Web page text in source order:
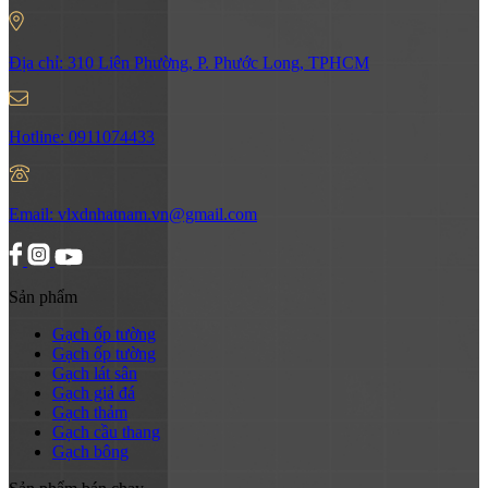
Địa chỉ: 310 Liên Phường, P. Phước Long, TPHCM
Hotline: 0911074433
Email: vlxdnhatnam.vn@gmail.com
Sản phẩm
Gạch ốp tường
Gạch ốp tường
Gạch lát sân
Gạch giả đá
Gạch thảm
Gạch cầu thang
Gạch bông